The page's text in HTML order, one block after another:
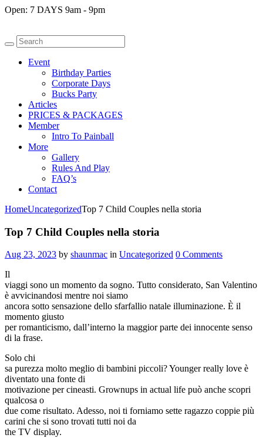
Open: 7 DAYS 9am - 9pm
Event
Birthday Parties
Corporate Days
Bucks Party
Articles
PRICES & PACKAGES
Member
Intro To Painball
More
Gallery
Rules And Play
FAQ’s
Contact
HomeUncategorizedTop 7 Child Couples nella storia
Top 7 Child Couples nella storia
Aug 23, 2023 by shaunmac in Uncategorized 0 Comments
Il
viaggi sono un momento da sogno. Tutto considerato, San Valentino
è avvicinandosi mentre noi siamo
ancora sotto sensazione dello sfarfallio natale illuminazione. È il
momento giusto
per romanticismo, dall’interno la maggior parte dei innocente senso
di la frase.
Solo chi
sa purezza molto meglio di bambini piccoli? Younger really love è
diventato una fonte di
motivazione per cineasti. Grownups in actual life può anche scopri
qualcosa o
due come risultato. Adesso, noi ti forniamo sette ragazzo coppie più
carini che si sono trovati tutti noi da
the TV display.